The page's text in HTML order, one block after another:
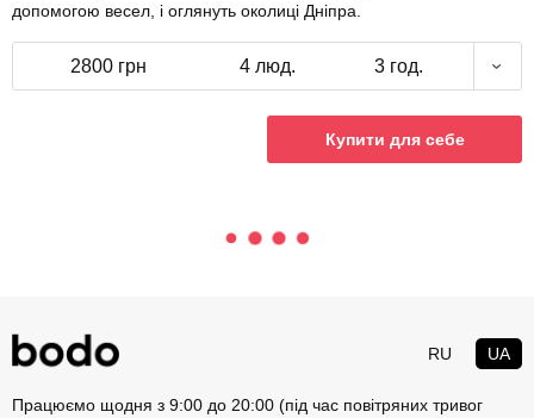
допомогою весел, і оглянуть околиці Дніпра.
2800 грн 4 люд. 3 год.
Купити для себе
RU UA
Працюємо щодня з 9:00 до 20:00 (під час повітряних тривог